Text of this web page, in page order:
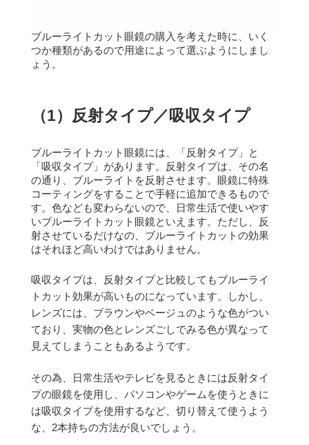
ブルーライトカット眼鏡の購入を考えた時に、いく
つか種類があるので用途によって選ぶようにしまし
ょう。
（1）反射タイプ／吸収タイプ
ブルーライトカット眼鏡には、「反射タイプ」と
「吸収タイプ」があります。
反射タイプは、その名
の通り、ブルーライトを反射させます。
眼鏡に特殊
コーティングをすることで手軽に追加できるもので
す。 色なども変わらないので、日常生活で使いやす
いブルーライトカット眼鏡といえます。 ただし、反
射させているだけなの、ブルーライトカットの効果
はそれほど高いわけではありません。
吸収タイプは、反射タイプと比較してもブルーライ
トカット効果が高いものになっています。
しかし、
レンズには、ブラウンやベージュのような色がつい
ており、実物の色とレンズごしでみる色が異なって
見えてしまうこともあるようです。
その為、日常生活やテレビを見るときには反射タイ
プの眼鏡を使用し、パソコンやゲームを使うときに
は吸収タイプを使用するなど、切り替えて使うよう
な、2本持ちの方法が良いでしょう。